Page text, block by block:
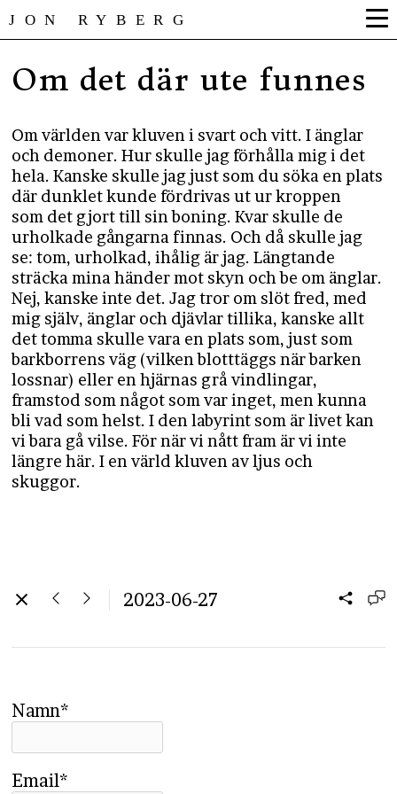
JON RYBERG
Om det där ute funnes
Om världen var kluven i svart och vitt. I änglar
och demoner. Hur skulle jag förhålla mig i det
hela. Kanske skulle jag just som du söka en plats
där dunklet kunde fördrivas ut ur kroppen
som det gjort till sin boning. Kvar skulle de
urholkade gångarna finnas. Och då skulle jag
se: tom, urholkad, ihålig är jag. Längtande
sträcka mina händer mot skyn och be om änglar.
Nej, kanske inte det. Jag tror om slöt fred, med
mig själv, änglar och djävlar tillika, kanske allt
det tomma skulle vara en plats som, just som
barkborrens väg (vilken blotttäggs när barken
lossnar) eller en hjärnas grå vindlingar,
framstod som något som var inget, men kunna
bli vad som helst. I den labyrint som är livet kan
vi bara gå vilse. För när vi nått fram är vi inte
längre här. I en värld kluven av ljus och
skuggor.
2023-06-27
Namn*
Email*